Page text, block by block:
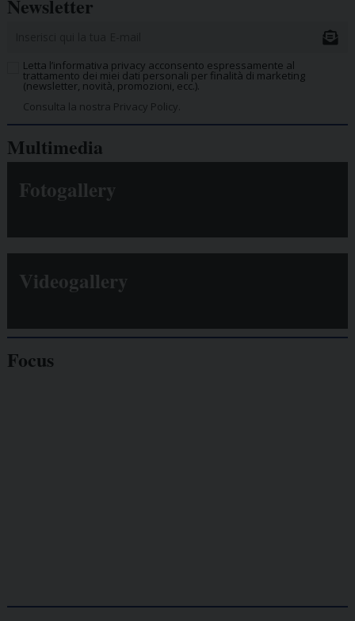
Newsletter
Letta l’informativa privacy acconsento espressamente al
trattamento dei miei dati personali per finalità di marketing
(newsletter, novità, promozioni, ecc.).
Consulta la nostra Privacy Policy.
Multimedia
Fotogallery
Videogallery
Focus